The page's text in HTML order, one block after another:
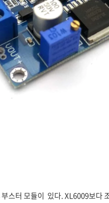
스터 모듈이 있다. XL6009보다